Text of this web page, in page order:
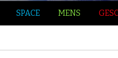
SPACE MENS